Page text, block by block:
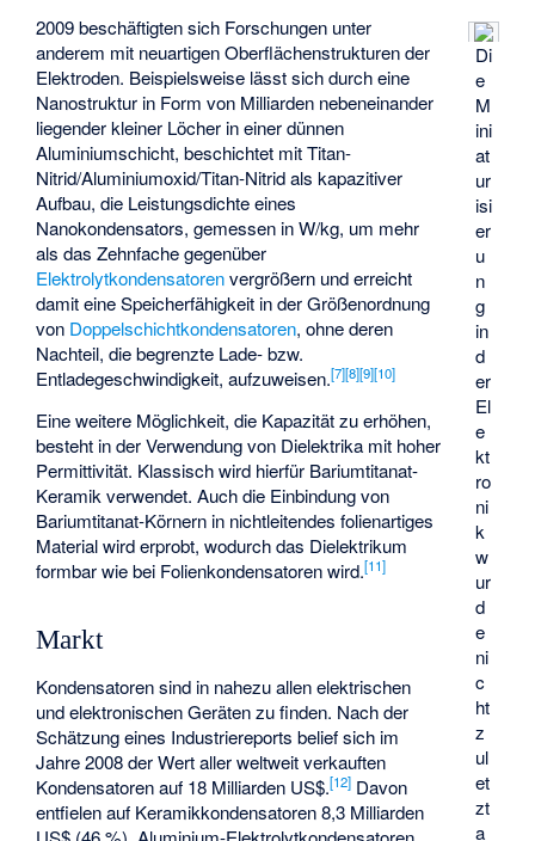
Di
e
M
ini
at
ur
isi
er
u
n
g
in
d
er
El
e
kt
ro
ni
k
w
ur
d
e
ni
c
ht
z
ul
et
zt
a
2009 beschäftigten sich Forschungen unter
anderem mit neuartigen Oberflächenstrukturen der
Elektroden. Beispielsweise lässt sich durch eine
Nanostruktur in Form von Milliarden nebeneinander
liegender kleiner Löcher in einer dünnen
Aluminiumschicht, beschichtet mit Titan-
Nitrid/Aluminiumoxid/Titan-Nitrid als kapazitiver
Aufbau, die Leistungsdichte eines
Nanokondensators, gemessen in W/kg, um mehr
als das Zehnfache gegenüber
Elektrolytkondensatorenvergrößern und erreicht
damit eine Speicherfähigkeit in der Größenordnung
von Doppelschichtkondensatoren, ohne deren
Nachteil, die begrenzte Lade- bzw.
Entladegeschwindigkeit, aufzuweisen.[7][8][9][10]
Eine weitere Möglichkeit, die Kapazität zu erhöhen,
besteht in der Verwendung von Dielektrika mit hoher
Permittivität. Klassisch wird hierfür Bariumtitanat-
Keramik verwendet. Auch die Einbindung von
Bariumtitanat-Körnern in nichtleitendes folienartiges
Material wird erprobt, wodurch das Dielektrikum
formbar wie bei Folienkondensatoren wird.[11]
Markt
Kondensatoren sind in nahezu allen elektrischen
und elektronischen Geräten zu finden. Nach der
Schätzung eines Industriereports belief sich im
Jahre 2008 der Wert aller weltweit verkauften
Kondensatoren auf 18 Milliarden US$.[12] Davon
entfielen auf Keramikkondensatoren 8,3 Milliarden